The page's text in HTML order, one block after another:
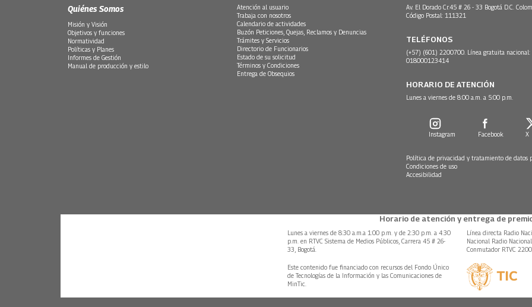
Quiénes Somos
Misión y Visión
Objetivos y funciones
Normatividad
Políticas y Planes
Informes de Gestión
Manual de producción y estilo
Atención al usuario
Trabaja con nosotros
Calendario de actividades
Buzón Peticiones, Quejas, Reclamos y Denuncias
Trámites y Servicios
Directorio de Funcionarios
Estado de su solicitud
Términos y Condiciones
Entrega de Obsequios
Av. El Dorado Cr.45 # 26 - 33 Bogotá D.C.
Código Postal: 111321
TELÉFONOS
(+57) (601) 2200700. Línea gratuita nacional:
018000123414
HORARIO DE ATENCIÓN
Lunes a viernes de 8:00 a.m. a 5:00 p.m.
Instagram Facebook X
Política de privacidad y tratamiento de datos
Condiciones de uso
Accesibilidad
Horario de atención y entrega de
Lunes a viernes de 8:30 a.m.a 1:00 p.m. y de 2:30 p.m. a 4:30
p.m. en RTVC Sistema de Medios Públicos, Carrera 45 # 26-
33, Bogotá.
Línea directa Radio
Nacional Radio
Conmutador RTVC
Este contenido fue financiado con recursos del Fondo Único
de Tecnologías de la Información y las Comunicaciones de
MinTic.